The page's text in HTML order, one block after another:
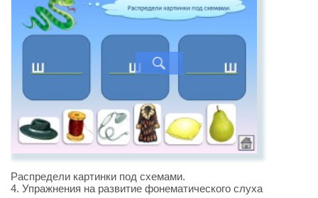
Распредели картинки под схемами.
4. Упражнения на развитие фонематического слуха